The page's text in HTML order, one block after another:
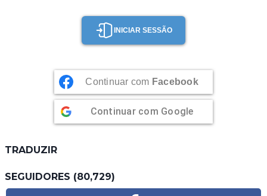
INICIAR SESSÃO
Continuar com Facebook
Continuar com Google
TRADUZIR
SEGUIDORES (80,729)